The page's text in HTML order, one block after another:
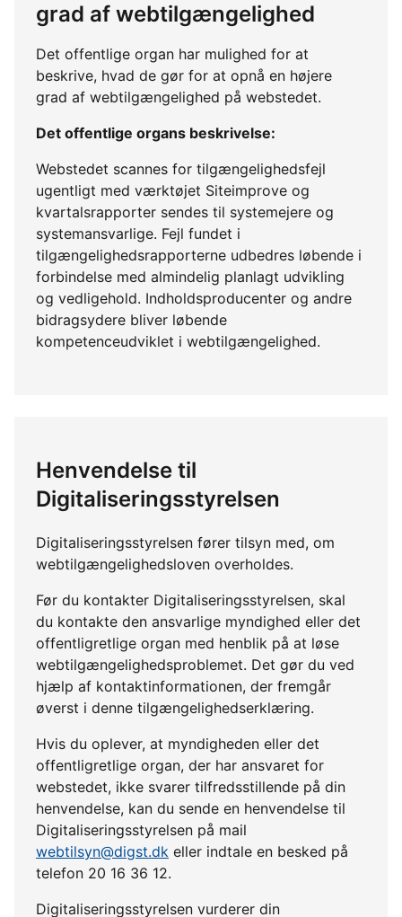
grad af webtilgængelighed
Det offentlige organ har mulighed for at
beskrive, hvad de gør for at opnå en højere
grad af webtilgængelighed på webstedet.
Det offentlige organs beskrivelse:
Webstedet scannes for tilgængelighedsfejl
ugentligt med værktøjet Siteimprove og
kvartalsrapporter sendes til systemejere og
systemansvarlige. Fejl fundet i
tilgængelighedsrapporterne udbedres løbende i
forbindelse med almindelig planlagt udvikling
og vedligehold. Indholdsproducenter og andre
bidragsydere bliver løbende
kompetenceudviklet i webtilgængelighed.
Henvendelse til
Digitaliseringsstyrelsen
Digitaliseringsstyrelsen fører tilsyn med, om
webtilgængelighedsloven overholdes.
Før du kontakter Digitaliseringsstyrelsen, skal
du kontakte den ansvarlige myndighed eller det
offentligretlige organ med henblik på at løse
webtilgængelighedsproblemet. Det gør du ved
hjælp af kontaktinformationen, der fremgår
øverst i denne tilgængelighedserklæring.
Hvis du oplever, at myndigheden eller det
offentligretlige organ, der har ansvaret for
webstedet, ikke svarer tilfredsstillende på din
henvendelse, kan du sende en henvendelse til
Digitaliseringsstyrelsen på mail
webtilsyn@digst.dk eller indtale en besked på
telefon 20 16 36 12.
Digitaliseringsstyrelsen vurderer din